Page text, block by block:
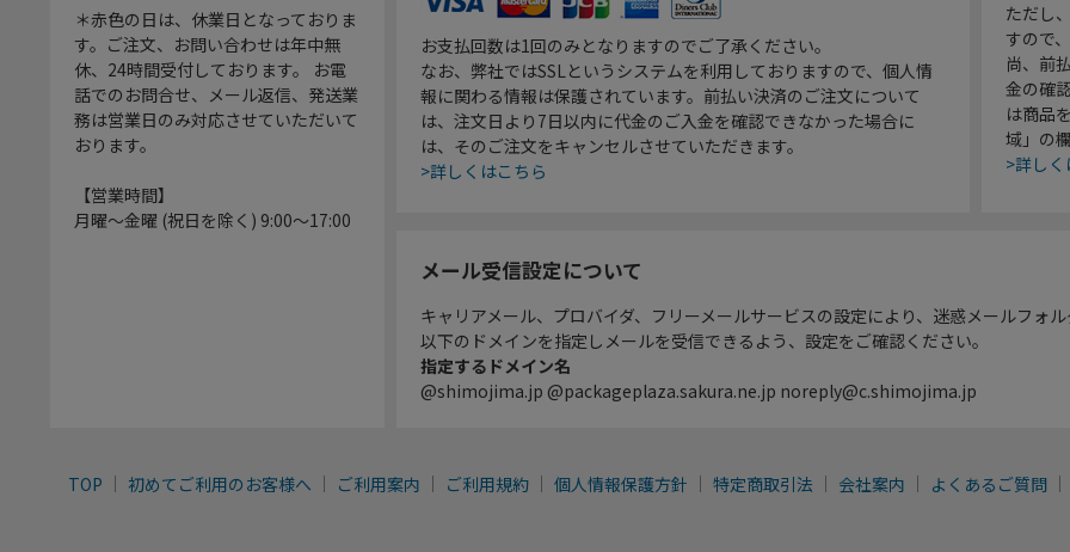
＊赤色の日は、休業日となっておりま
す。ご注文、お問い合わせは年中無
休、24時間受付しております。 お電
話でのお問合せ、メール返信、発送業
務は営業日のみ対応させていただいて
おります。
【営業時間】
月曜～金曜 (祝日を除く) 9:00～17:00
お支払回数は1回のみとなりますのでご了承ください。
なお、弊社ではSSLというシステムを利用しておりますので、個人情
報に関わる情報は保護されています。前払い決済のご注文について
は、注文日より7日以内に代金のご入金を確認できなかった場合に
は、そのご注文をキャンセルさせていただきます。
>詳しくはこちら
ただし
すので
尚、前
金の確
は商品
域」の
>詳しく
メール受信設定について
キャリアメール、プロバイダ、フリーメールサービスの設定により、迷惑メールフォ
以下のドメインを指定しメールを受信できるよう、設定をご確認ください。
指定するドメイン名
@shimojima.jp @packageplaza.sakura.ne.jp noreply@c.shimojima.jp
TOP 初めてご利用のお客様へ ご利用案内 ご利用規約 個人情報保護方針 特定商取引法 会社案内 よくあるご質問